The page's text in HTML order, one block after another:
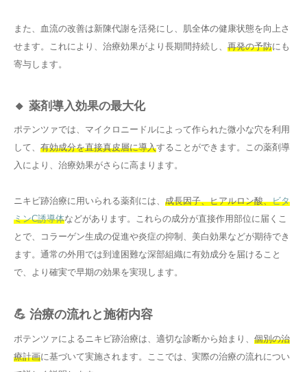
また、血流の改善は新陳代謝を活発にし、肌全体の健康状態を向上さ
せます。これにより、治療効果がより長期間持続し、 再発の予防にも
寄与します。
🔸 薬剤導入効果の最大化
ポテンツァでは、マイクロニードルによって作られた微小な穴を利用
して、 有効成分を直接真皮層に導入することができます。この薬剤導
入により、治療効果がさらに高まります。
ニキビ跡治療に用いられる薬剤には、 成長因子、ヒアルロン酸、ビタ
ミンC誘導体などがあります。これらの成分が直接作用部位に届くこ
とで、コラーゲン生成の促進や炎症の抑制、美白効果などが期待でき
ます。通常の外用では到達困難な深部組織に有効成分を届けること
で、より確実で早期の効果を実現します。
💪 治療の流れと施術内容
ポテンツァによるニキビ跡治療は、適切な診断から始まり、 個別の治
療計画に基づいて実施されます。ここでは、実際の治療の流れについ